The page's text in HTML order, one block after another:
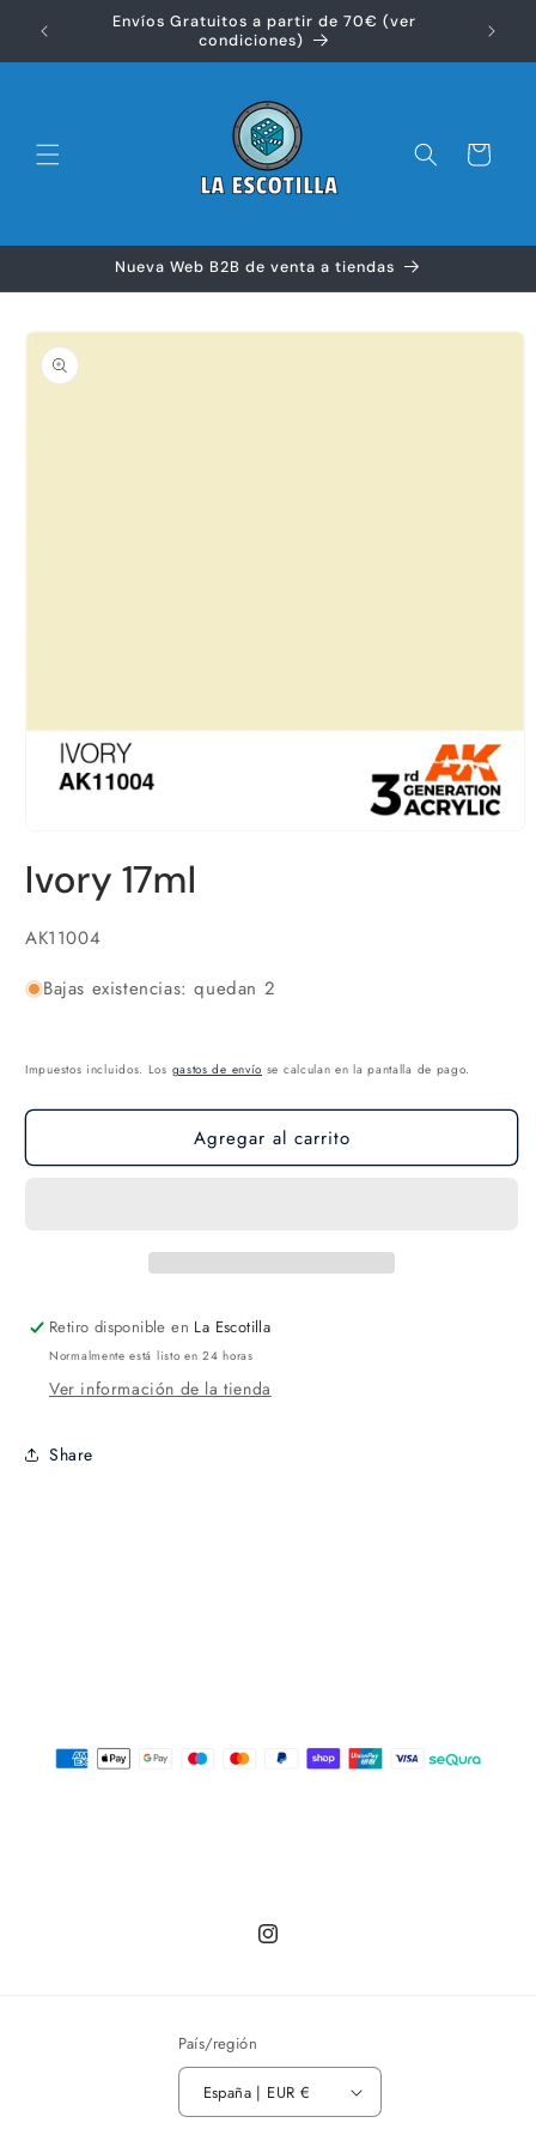
directamenteEnvíos Gratuitos a partir de 70€ (ver
condiciones)
Carrito
Nueva Web B2B de venta a tiendas
directamente
a la
información
multimedia
1
una
ventana
Ivory 17ml
SKU:
AK11004
Bajas existencias: quedan 2
Impuestos incluidos. Los gastos de envío se calculan en la pantalla de pago.
Agregar al carrito
Retiro disponible en La Escotilla
Normalmente está listo en 24 horas
Ver información de la tienda
Share
Instagram
País/región
España | EUR €